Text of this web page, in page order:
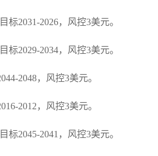
标2031-2026，风控3美元。
标2029-2034，风控3美元。
2048，风控3美元。
2012，风控3美元。
标2045-2041，风控3美元。